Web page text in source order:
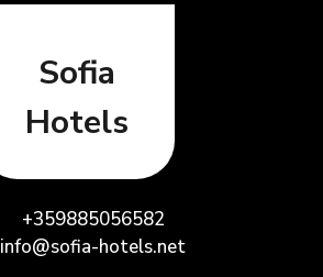
Sofia
Hotels
+359885056582
info@sofia-hotels.net